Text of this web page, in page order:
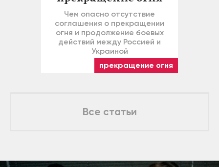
Чем опасно отсутствие
соглашения о прекращении
огня и продолжение боевых
действий между Россией и
Украиной
прекращение огня
Все статьи